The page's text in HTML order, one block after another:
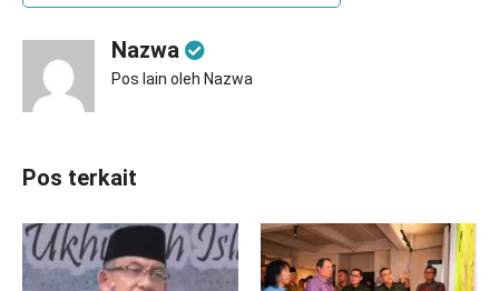
Nazwa
Pos lain oleh Nazwa
Pos terkait